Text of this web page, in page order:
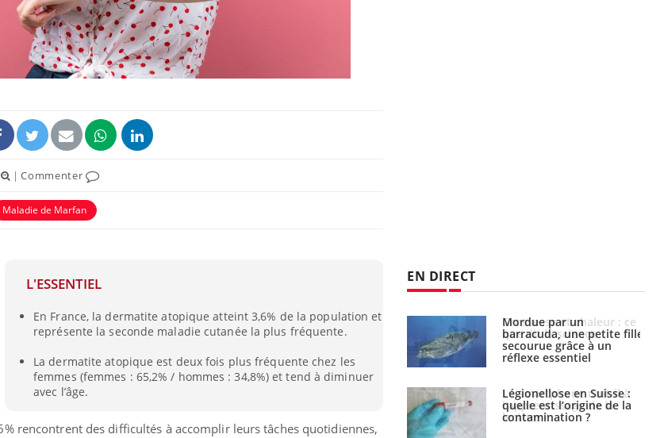
|Commenter
Maladie de Marfan
L'ESSENTIEL
En France, la dermatite atopique atteint 3,6% de la population et
représente la seconde maladie cutanée la plus fréquente.
La dermatite atopique est deux fois plus fréquente chez les
femmes (femmes : 65,2% / hommes : 34,8%) et tend à diminuer
avec l’âge.
rencontrent des difficultés à accomplir leurs tâches quotidiennes,
EN DIRECT
Fortes chaleurs :
pourquoi le risque de
Le Viagra pourrait-il
Grossesse et chaleur : ce
que dit la science
Mordue par un
barracuda, une petite fille
secourue grâce à un
réflexe essentiel
Légionellose en Suisse :
quelle est l’origine de la
contamination ?